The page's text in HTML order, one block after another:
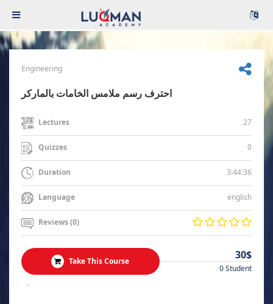
Engineering
احترف رسم ملامس الخامات بالماركر
Lectures 27
Quizzes 0
Duration 3:44:36
Language english
Reviews (0)
Take This Course 30$
0 Student
.